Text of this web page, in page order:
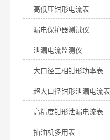
高低压钳形电流表
漏电保护器测试仪
泄漏电流监测仪
大口径三相钳形功率表
超大口径钳形泄漏电流表
高精度钳形泄漏电流表
抽油机多用表